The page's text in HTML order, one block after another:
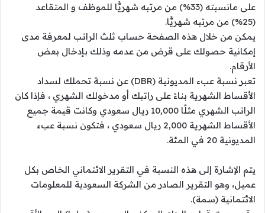
على مانسبته (33%) من مرتبه شهريًّا للموظف و المتقاعد
(25%) من مرتبه شهريًّا.
يمكن من خلال هذه الصفحة حساب ثلث الراتب لمعرفة مدى
إمكانية حصولك على قرض من عدمه وذلك بإدخال بعض
الأرقام.
​​تعبر نسبة عبء المديونية (DBR) عن نسبة تحملك لسداد
الأقساط الشهرية بناءً على راتبك أو مدخولك الشهري ، فإذا كان
الراتب الشهري مثلًا 10,000 ريال سعودي وكانت قيمة جميع
الأقساط الشهرية 2,000 ريال سعودي ، فتكون نسبة عبء
المديونية 20 في المئة.
يتم الإشارة إلى هذه النسبة في التقرير الائتماني الخاص بكل
عميل، وهو التقرير الصادر من الشركة السعودية للمعلومات
الائتمانية (سمة).